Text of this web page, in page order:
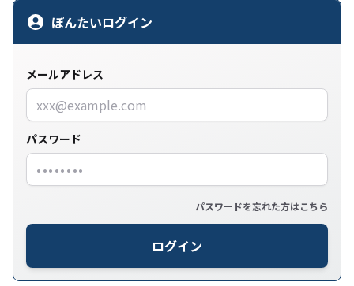
ぽんたいログイン
メールアドレス
パスワード
パスワードを忘れた方はこちら
ログイン